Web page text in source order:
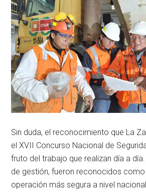
Sin duda, el reconocimiento que La
el XVII Concurso Nacional de
fruto del trabajo que realizan día a
de gestión, fueron reconocidos
operación más segura a nivel